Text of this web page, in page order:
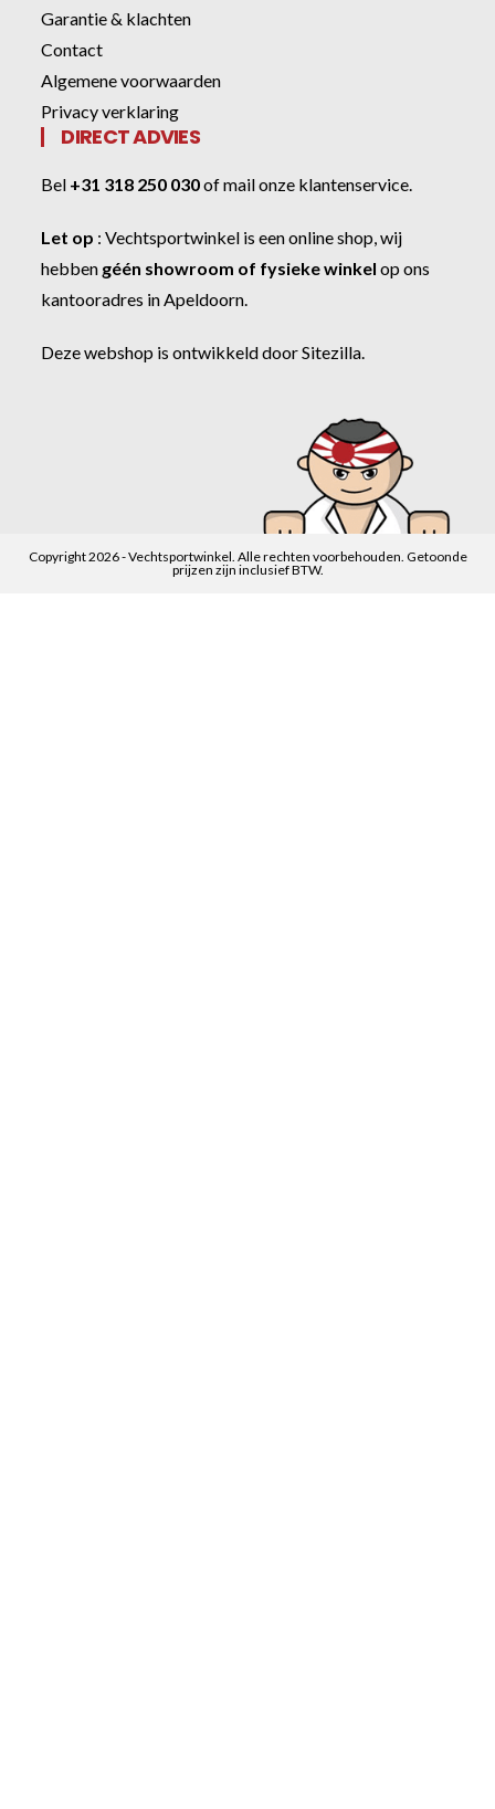
Garantie & klachten
Contact
Algemene voorwaarden
Privacy verklaring
DIRECT ADVIES
Bel +31 318 250 030ofmail onze klantenservice.
Let op :Vechtsportwinkel is een online shop, wij
hebben géén showroom of fysieke winkel op ons
kantooradres in Apeldoorn.
Deze webshop is ontwikkeld doorSitezilla.
Copyright 2026 - Vechtsportwinkel. Alle rechten voorbehouden. Getoonde
prijzen zijn inclusief BTW.